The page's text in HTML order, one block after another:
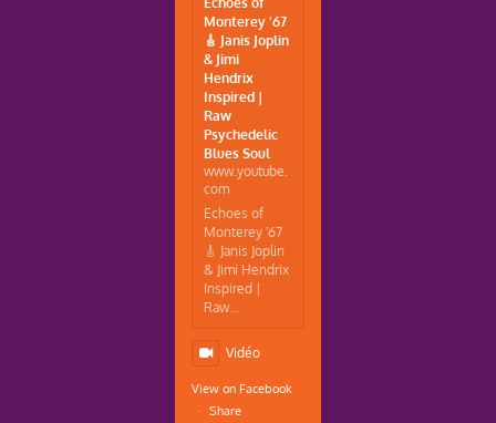
Monterey '67
🎸 Janis Joplin
& Jimi
Hendrix
Inspired |
Raw
Psychedelic
Blues Soul
www.youtube.
com
Echoes of
Monterey '67
🎸 Janis Joplin
& Jimi Hendrix
Inspired |
Raw...
Vidéo
View on Facebook
·
Share